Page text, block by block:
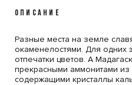
ОПИСАНИЕ
Разные места на земле
окаменелостями. Для одних
отпечатки цветов. А
прекрасными аммонитами
содержащими кристаллы